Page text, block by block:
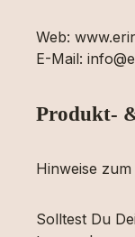
Web:
E-Mail:
Produkt-
Hinweise
Solltest Du